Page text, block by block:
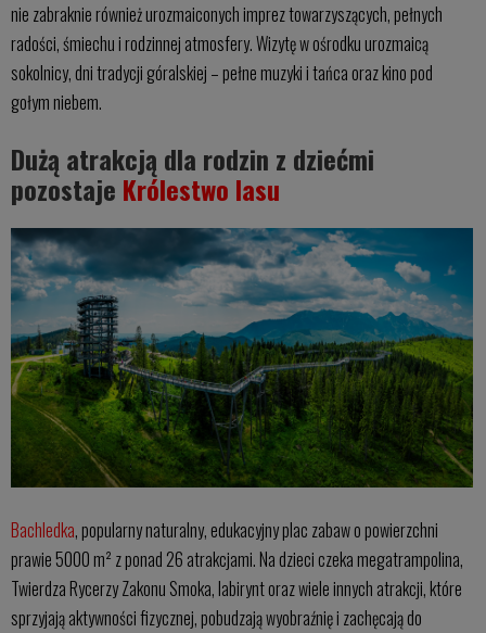
nie zabraknie również urozmaiconych imprez towarzyszących, pełnych
radości, śmiechu i rodzinnej atmosfery. Wizytę w ośrodku urozmaicą
sokolnicy, dni tradycji góralskiej – pełne muzyki i tańca oraz kino pod
gołym niebem.
Dużą atrakcją dla rodzin z dziećmi
pozostaje Królestwo lasu
Bachledka, popularny naturalny, edukacyjny plac zabaw o powierzchni
prawie 5000 m² z ponad 26 atrakcjami. Na dzieci czeka megatrampolina,
Twierdza Rycerzy Zakonu Smoka, labirynt oraz wiele innych atrakcji, które
sprzyjają aktywności fizycznej, pobudzają wyobraźnię i zachęcają do